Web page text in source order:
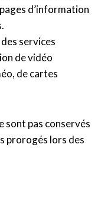
d’information
services
de vidéo
de cartes
sont pas conservés
prorogés lors des